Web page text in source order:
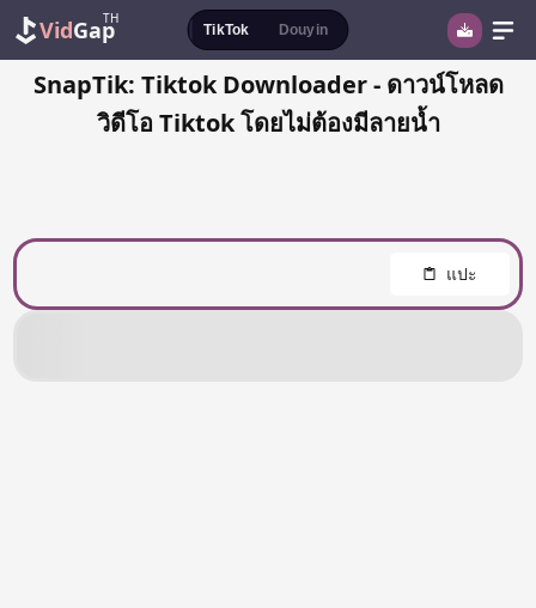
TikTok Douyin
VidGap
TH
SnapTik: Tiktok Downloader - ดาวน์โหลด
วิดีโอ Tiktok โดยไม่ต้องมีลายน้ำ
แปะ